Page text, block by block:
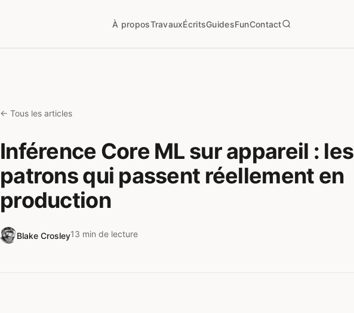
À proposTravauxÉcritsGuidesFunContact
← Tous les articles
Inférence Core ML sur appareil : les
patrons qui passent réellement en
production
Blake Crosley13 min de lecture